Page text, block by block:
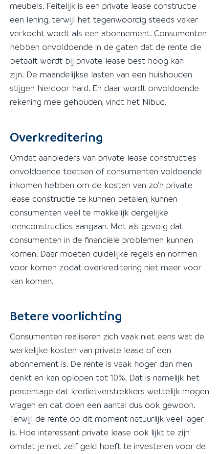
meubels. Feitelijk is een private lease constructie
een lening, terwijl het tegenwoordig steeds vaker
verkocht wordt als een abonnement. Consumenten
hebben onvoldoende in de gaten dat de rente die
betaalt wordt bij private lease best hoog kan
zijn. De maandelijkse lasten van een huishouden
stijgen hierdoor hard. En daar wordt onvoldoende
rekening mee gehouden, vindt het Nibud.
Overkreditering
Omdat aanbieders van private lease constructies
onvoldoende toetsen of consumenten voldoende
inkomen hebben om de kosten van zo'n private
lease constructie te kunnen betalen, kunnen
consumenten veel te makkelijk dergelijke
leenconstructies aangaan. Met als gevolg dat
consumenten in de financiële problemen kunnen
komen. Daar moeten duidelijke regels en normen
voor komen zodat overkreditering niet meer voor
kan komen.
Betere voorlichting
Consumenten realiseren zich vaak niet eens wat de
werkelijke kosten van private lease of een
abonnement is. De rente is vaak hoger dan men
denkt en kan oplopen tot 10%. Dat is namelijk het
percentage dat kredietverstrekkers wettelijk mogen
vragen en dat doen een aantal dus ook gewoon.
Terwijl de rente op dit moment natuurlijk veel lager
is. Hoe interessant private lease ook lijkt te zijn
omdat je niet zelf geld hoeft te investeren voor de